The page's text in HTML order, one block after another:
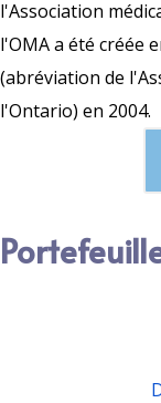
l'Association
l'OMA a été créée
(abréviation de
l'Ontario) en 2004.